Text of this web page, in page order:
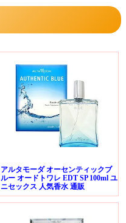
アルタモーダ オーセンティックブ
ルー オードトワレ EDT SP 100ml ユ
ニセックス 人気香水 通販